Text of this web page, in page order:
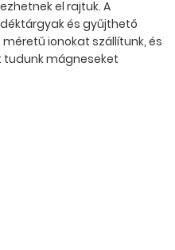
el rajtuk. A
és gyűjthető
ionokat szállítunk, és
tudunk mágneseket